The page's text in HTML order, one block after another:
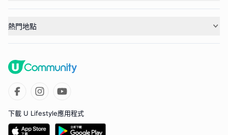
熱門地點
下載 U Lifestyle應用程式